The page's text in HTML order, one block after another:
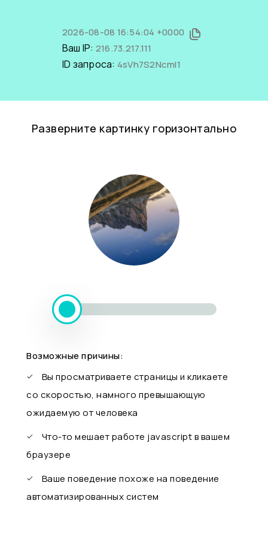
2026-08-08 16:54:04 +0000
Ваш IP: 216.73.217.111
ID запроса: 4sVh7S2NcmI1
Разверните картинку горизонтально
Возможные причины:
Вы просматриваете страницы и кликаете
со скоростью, намного превышающую
ожидаемую от человека
Что-то мешает работе javascript в вашем
браузере
Ваше поведение похоже на поведение
автоматизированных систем